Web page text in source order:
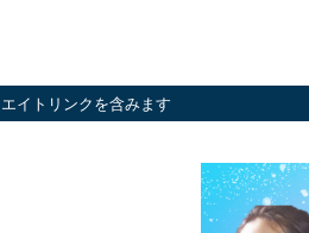
イトリンクを含みます